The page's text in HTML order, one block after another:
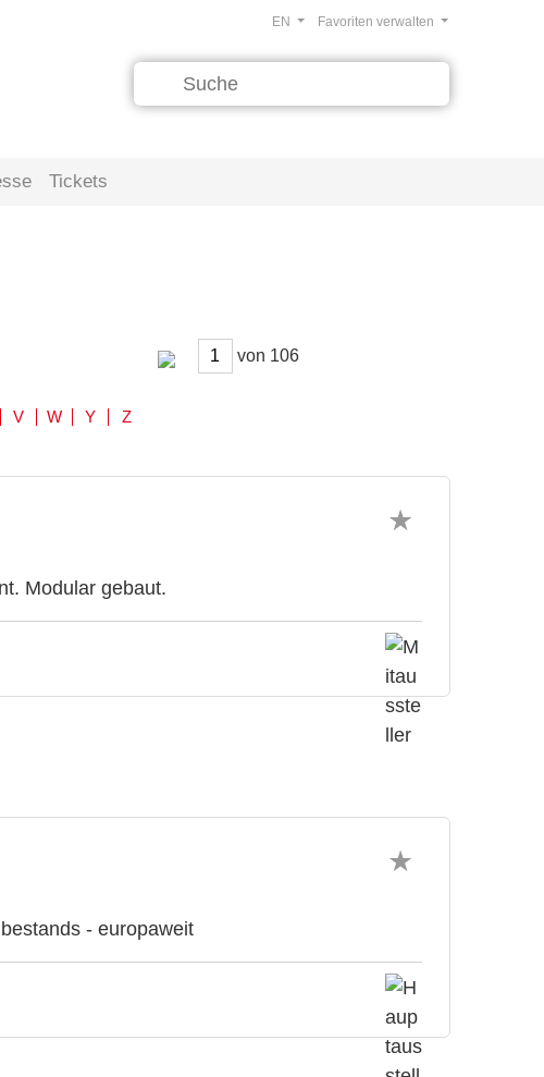
Favoriten verwalten
EN
Tickets
von
V W Y Z
Modular gebaut.
- europaweit